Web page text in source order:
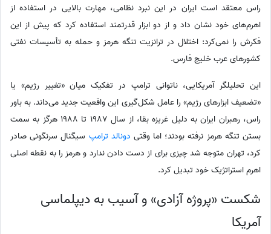
راس معتقد است ایران در این نبرد نظامی، مهارت بالایی در استفاده از
اهرم‌های خود نشان داد و از دو ابزار قدرتمند استفاده کرد که پیش از این
فکرش را نمی‌کرد: اختلال در ترانزیت تنگه هرمز و حمله به تأسیسات نفتی
کشورهای عرب خلیج فارس.
این تحلیلگر آمریکایی، ناتوانی ترامپ در تفکیک میان «تغییر رژیم» یا
«تضعیف ابزارهای رژیم» را عامل شکل‌گیری این واقعیت جدید می‌داند. به باور
راس، رهبران ایران به دلیل غریزه بقا، از سال 1987 تا 1988 هرگز به سمت
بستن تنگه هرمز نرفته بودند؛ اما وقتی دونالد ترامپ سیگنال سرنگونی صادر
کرد، تهران متوجه شد چیزی برای از دست دادن ندارد و هرمز را به نقطه اصلی
اهرم استراتژیک خود تبدیل کرد.
شکست «پروژه آزادی» و آسیب به دیپلماسی
آمریکا